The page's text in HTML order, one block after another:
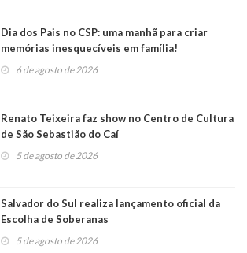
Dia dos Pais no CSP: uma manhã para criar
memórias inesquecíveis em família!
6 de agosto de 2026
Renato Teixeira faz show no Centro de Cultura
de São Sebastião do Caí
5 de agosto de 2026
Salvador do Sul realiza lançamento oficial da
Escolha de Soberanas
5 de agosto de 2026